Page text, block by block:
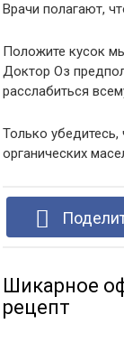
Врачи полагают,
Положите кусок
Доктор Оз
расслабиться
Только
органических
Шикарное
рецепт